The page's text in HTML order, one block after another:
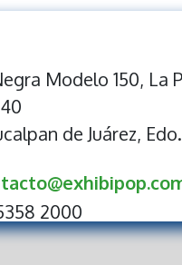
Modelo 150, La
de Juárez,
2000